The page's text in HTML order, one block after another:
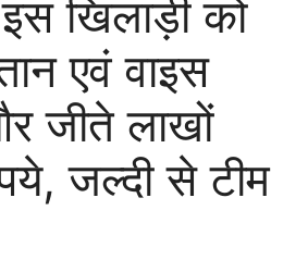
खिलाड़ी को
एवं वाइस
जीते लाखों
जल्दी से टीम